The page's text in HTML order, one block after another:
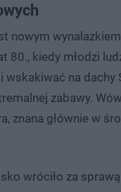
nowym
80., kiedy młodzi
wskakiwać na dachy
zabawy.
znana głównie w
wróciło za